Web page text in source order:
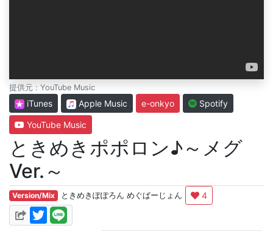
提供元 : YouTube Music
iTunes Apple Music e-onkyo Spotify
YouTube Music
ときめきポポロン♪～メグ
Ver.～
Version/Mix ときめきぽぽろん めぐばーじょん 4